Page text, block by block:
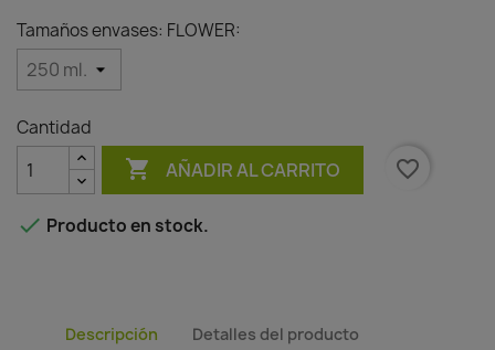
Tamaños envases: FLOWER:
Cantidad
 AÑADIR AL CARRITO favorite_border
 Producto en stock.
Descripción Detalles del producto